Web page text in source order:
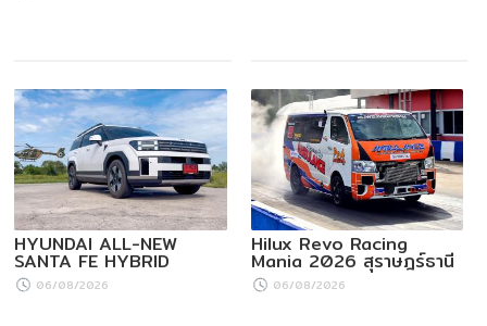
HYUNDAI ALL-NEW
SANTA FE HYBRID
06/08/2026
Hilux Revo Racing
Mania 2026 สุราษฎร์ธานี
06/08/2026